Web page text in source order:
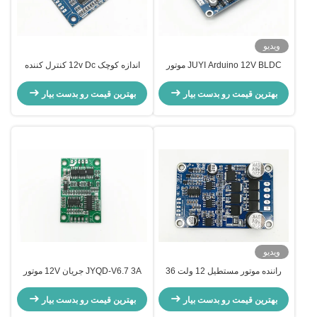
ویدیو
JUYI Arduino 12V BLDC موتور
خروجی چرخه کار 0-100٪ کنترل
کننده موتور
بهترین قیمت رو بدست بیار
اندازه کوچک 12v Dc کنترل کننده
Bldc چرخه کار راننده موتور 0-100٪
بهترین قیمت رو بدست بیار
ویدیو
راننده موتور مستطیل 12 ولت 36
سنسور بر اساس JY02A IC Motor
Speed Controller
بهترین قیمت رو بدست بیار
JYQD-V6.7 3A جریان 12V موتور
کنترل کننده PWM برای موتور BLDC
بدون سنسور
بهترین قیمت رو بدست بیار